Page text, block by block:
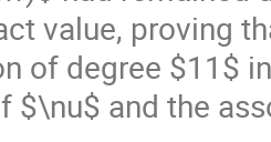
value, proving
of degree $11$
$\nu$ and the